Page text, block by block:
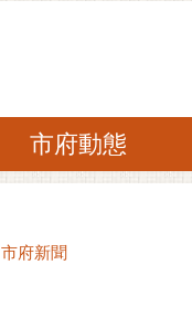
市府動態
市府新聞